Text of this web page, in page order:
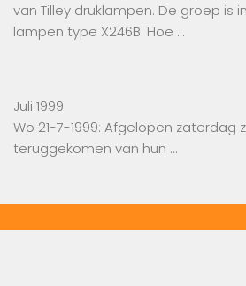
van Tilley druklampen. De groep is
lampen type X246B. Hoe …
Juli 1999
Wo 21-7-1999: Afgelopen zaterdag
teruggekomen van hun …